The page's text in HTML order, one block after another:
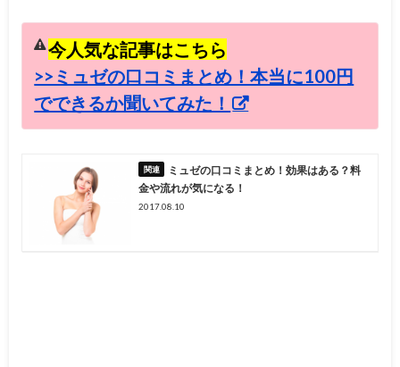
今人気な記事はこちら
>>ミュゼの口コミまとめ！本当に100円
でできるか聞いてみた！
ミュゼの口コミまとめ！効果はある？料
金や流れが気になる！
2017.08.10